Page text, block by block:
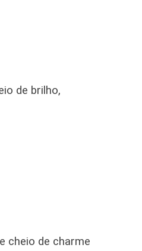
de brilho,
cheio de charme